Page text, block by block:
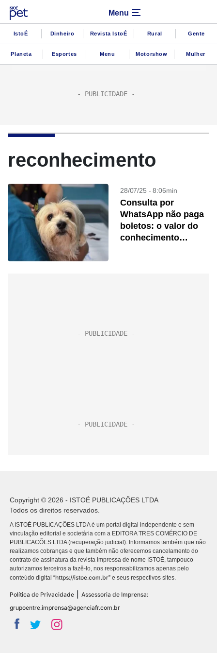
Menu
IstoÉ Dinheiro Revista IstoÉ Rural Gente
Planeta Esportes Menu Motorshow Mulher
reconhecimento
28/07/25 - 8:06min
Consulta por
WhatsApp não paga
boletos: o valor do
conhecimento
Copyright © 2026 - ISTOÉ PUBLICAÇÕES LTDA
Todos os direitos reservados.
A ISTOÉ PUBLICAÇÕES LTDA é um portal digital independente e sem
vinculação editorial e societária com a EDITORA TRES COMÉRCIO DE
PUBLICACÕES LTDA (recuperação judicial). Informamos também que não
realizamos cobranças e que também não oferecemos cancelamento do
contrato de assinatura da revista impressa de nome ISTOÉ, tampouco
autorizamos terceiros a fazê-lo, nos responsabilizamos apenas pelo
conteúdo digital “https://istoe.com.br” e seus respectivos sites.
Política de Privacidade
Assessoria de Imprensa:
grupoentre.imprensa@agenciafr.com.br